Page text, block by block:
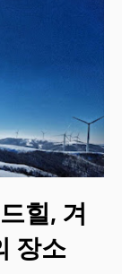
힐, 겨
장소